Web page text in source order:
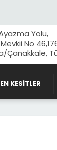
Yolu,
No
Çanakkale,
KESİTLER